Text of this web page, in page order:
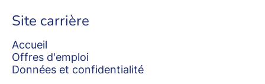
Site carrière
Accueil
Offres d'emploi
Données et confidentialité